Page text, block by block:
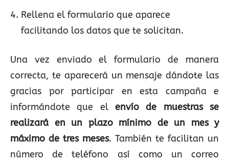
Rellena el formulario que aparece
facilitando los datos que te solicitan.
Una vez enviado el formulario de manera
correcta, te aparecerá un mensaje dándote las
gracias por participar en esta campaña e
informándote que el envío de muestras se
realizará en un plazo mínimo de un mes y
máximo de tres meses. También te facilitan un
número de teléfono así como un correo